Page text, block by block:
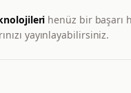
henüz bir başarı
yayınlayabilirsiniz.